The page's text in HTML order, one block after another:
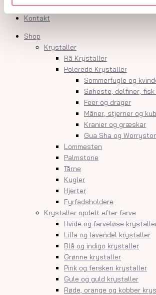
Om
Kontakt
Shop
Krystaller
Rå Krystaller
Polerede Krystaller
Sommerfugle og
Søheste, delfiner,
Feer og drager
Måner, stjerner og
Kranier og græskar
Gua Sha og
Lommesten
Palmstone
Tårne
Kugler
Hjerter
Fyrfadsholdere
Krystaller opdelt efter farve
Hvide og farveløse
Lilla og lavendel krystaller
Blå og indigo krystaller
Grønne krystaller
Pink og fersken krystaller
Gule og guld krystaller
Røde, orange og kobber